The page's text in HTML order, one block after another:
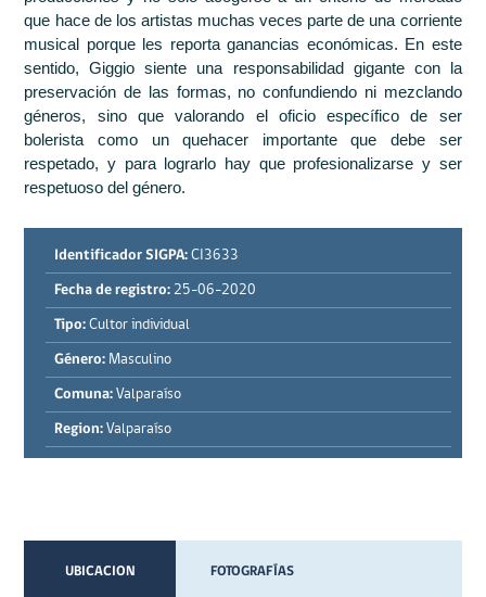
que hace de los artistas muchas veces parte de una corriente
musical porque les reporta ganancias económicas. En este
sentido, Giggio siente una responsabilidad gigante con la
preservación de las formas, no confundiendo ni mezclando
géneros, sino que valorando el oficio específico de ser
bolerista como un quehacer importante que debe ser
respetado, y para lograrlo hay que profesionalizarse y ser
respetuoso del género.
Identificador SIGPA: CI3633
Fecha de registro: 25-06-2020
Tipo: Cultor individual
Género: Masculino
Comuna: Valparaíso
Region: Valparaíso
UBICACION FOTOGRAFÍAS